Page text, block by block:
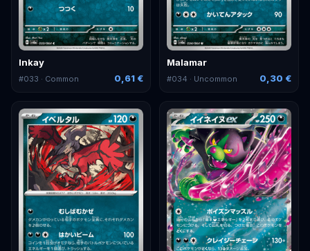
Inkay
#033 · Common 0,61 €
Malamar
#034 · Uncommon 0,30 €